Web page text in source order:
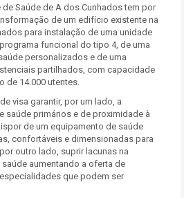
Saúde de A dos Cunhados tem por
de um edifício existente na
para instalação de uma unidade
funcional do tipo 4, de uma
personalizados e de uma
partilhados, com capacidade
de 14.000 utentes.
visa garantir, por um lado, a
saúde primários e de proximidade à
de um equipamento de saúde
confortáveis e dimensionadas para
outro lado, suprir lacunas na
aumentando a oferta de
que podem ser